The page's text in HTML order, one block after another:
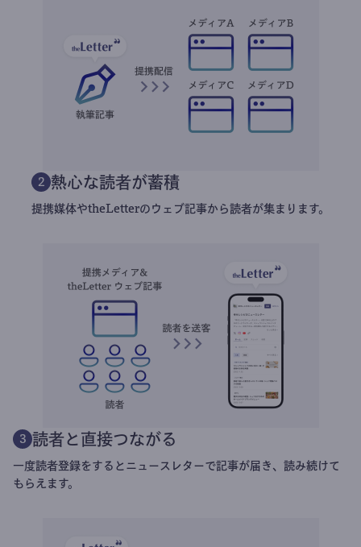
2 熱心な読者が蓄積
提携媒体やtheLetterのウェブ記事から読者が集まります。
3 読者と直接つながる
一度読者登録をするとニュースレターで記事が届き、読み続けて
もらえます。